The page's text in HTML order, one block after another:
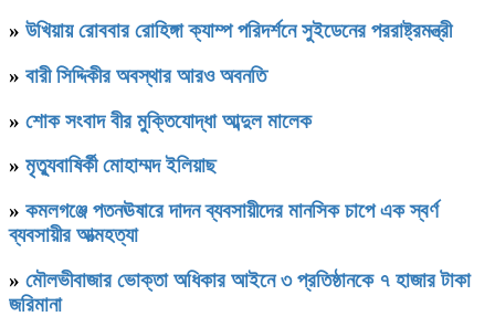
» উখিয়ায় রোববার রোহিঙ্গা ক্যাম্প পরিদর্শনে সুইডেনের পররাষ্ট্রমন্ত্রী
» বারী সিদ্দিকীর অবস্থার আরও অবনতি
» শোক সংবাদ বীর মুক্তিযোদ্ধা আব্দুল মালেক
» মৃত্যুবাষির্কী মোহাম্মদ ইলিয়াছ
» কমলগঞ্জে পতনঊষারে দাদন ব্যবসায়ীদের মানসিক চাপে এক স্বর্ণ
ব্যবসায়ীর আত্মহত্যা
» মৌলভীবাজার ভোক্তা অধিকার আইনে ৩ প্রতিষ্ঠানকে ৭ হাজার টাকা
জরিমানা